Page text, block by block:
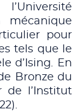
mécanique
pour
tels que le
d’Ising. En
Bronze du
de l’Institut